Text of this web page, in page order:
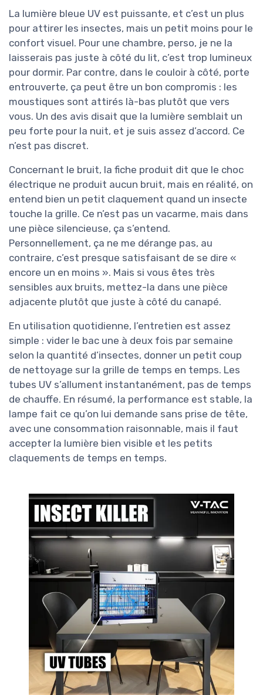
La lumière bleue UV est puissante, et c’est un plus
pour attirer les insectes, mais un petit moins pour le
confort visuel. Pour une chambre, perso, je ne la
laisserais pas juste à côté du lit, c’est trop lumineux
pour dormir. Par contre, dans le couloir à côté, porte
entrouverte, ça peut être un bon compromis : les
moustiques sont attirés là-bas plutôt que vers
vous. Un des avis disait que la lumière semblait un
peu forte pour la nuit, et je suis assez d’accord. Ce
n’est pas discret.
Concernant le bruit, la fiche produit dit que le choc
électrique ne produit aucun bruit, mais en réalité, on
entend bien un petit claquement quand un insecte
touche la grille. Ce n’est pas un vacarme, mais dans
une pièce silencieuse, ça s’entend.
Personnellement, ça ne me dérange pas, au
contraire, c’est presque satisfaisant de se dire «
encore un en moins ». Mais si vous êtes très
sensibles aux bruits, mettez-la dans une pièce
adjacente plutôt que juste à côté du canapé.
En utilisation quotidienne, l’entretien est assez
simple : vider le bac une à deux fois par semaine
selon la quantité d’insectes, donner un petit coup
de nettoyage sur la grille de temps en temps. Les
tubes UV s’allument instantanément, pas de temps
de chauffe. En résumé, la performance est stable, la
lampe fait ce qu’on lui demande sans prise de tête,
avec une consommation raisonnable, mais il faut
accepter la lumière bien visible et les petits
claquements de temps en temps.